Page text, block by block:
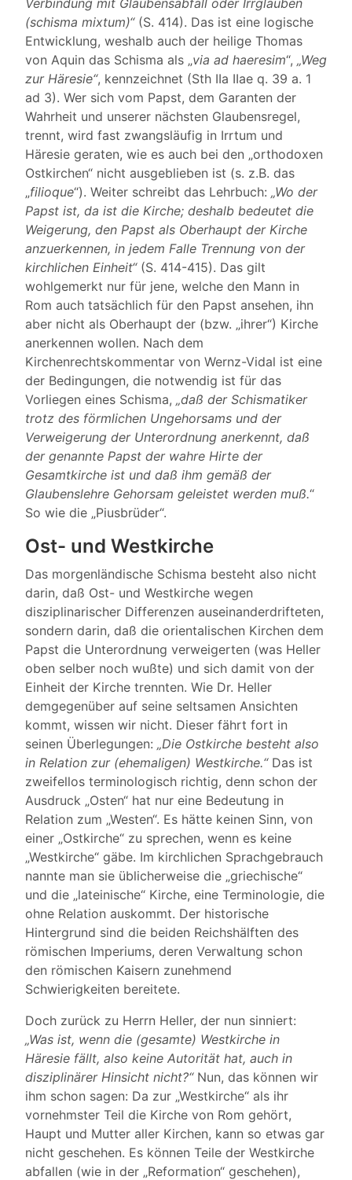
Verbindung mit Glaubensabfall oder Irrglauben
(schisma mixtum)“(S. 414). Das ist eine logische
Entwicklung, weshalb auch der heilige Thomas
von Aquin das Schisma als „via ad haeresim“, „Weg
zur Häresie“, kennzeichnet (Sth IIa IIae q. 39 a. 1
ad 3). Wer sich vom Papst, dem Garanten der
Wahrheit und unserer nächsten Glaubensregel,
trennt, wird fast zwangsläufig in Irrtum und
Häresie geraten, wie es auch bei den „orthodoxen
Ostkirchen“ nicht ausgeblieben ist (s. z.B. das
„filioque“). Weiter schreibt das Lehrbuch: „Wo der
Papst ist, da ist die Kirche; deshalb bedeutet die
Weigerung, den Papst als Oberhaupt der Kirche
anzuerkennen, in jedem Falle Trennung von der
kirchlichen Einheit“(S. 414-415). Das gilt
wohlgemerkt nur für jene, welche den Mann in
Rom auch tatsächlich für den Papst ansehen, ihn
aber nicht als Oberhaupt der (bzw. „ihrer“) Kirche
anerkennen wollen. Nach dem
Kirchenrechtskommentar von Wernz-Vidal ist eine
der Bedingungen, die notwendig ist für das
Vorliegen eines Schisma, „daß der Schismatiker
trotz des förmlichen Ungehorsams und der
Verweigerung der Unterordnung anerkennt, daß
der genannte Papst der wahre Hirte der
Gesamtkirche ist und daß ihm gemäß der
Glaubenslehre Gehorsam geleistet werden muß.“
So wie die „Piusbrüder“.
Ost- und Westkirche
Das morgenländische Schisma besteht also nicht
darin, daß Ost- und Westkirche wegen
disziplinarischer Differenzen auseinanderdrifteten,
sondern darin, daß die orientalischen Kirchen dem
Papst die Unterordnung verweigerten (was Heller
oben selber noch wußte) und sich damit von der
Einheit der Kirche trennten. Wie Dr. Heller
demgegenüber auf seine seltsamen Ansichten
kommt, wissen wir nicht. Dieser fährt fort in
seinen Überlegungen: „Die Ostkirche besteht also
in Relation zur (ehemaligen) Westkirche.“Das ist
zweifellos terminologisch richtig, denn schon der
Ausdruck „Osten“ hat nur eine Bedeutung in
Relation zum „Westen“. Es hätte keinen Sinn, von
einer „Ostkirche“ zu sprechen, wenn es keine
„Westkirche“ gäbe. Im kirchlichen Sprachgebrauch
nannte man sie üblicherweise die „griechische“
und die „lateinische“ Kirche, eine Terminologie, die
ohne Relation auskommt. Der historische
Hintergrund sind die beiden Reichshälften des
römischen Imperiums, deren Verwaltung schon
den römischen Kaisern zunehmend
Schwierigkeiten bereitete.
Doch zurück zu Herrn Heller, der nun sinniert:
„Was ist, wenn die (gesamte) Westkirche in
Häresie fällt, also keine Autorität hat, auch in
disziplinärer Hinsicht nicht?“Nun, das können wir
ihm schon sagen: Da zur „Westkirche“ als ihr
vornehmster Teil die Kirche von Rom gehört,
Haupt und Mutter aller Kirchen, kann so etwas gar
nicht geschehen. Es können Teile der Westkirche
abfallen (wie in der „Reformation“ geschehen),